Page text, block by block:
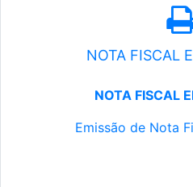
NOTA FISCAL
NOTA FISCAL
Emissão de Nota